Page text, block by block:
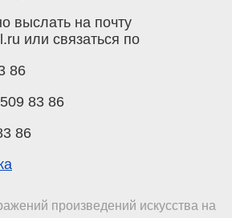
выслать на почту
или связаться по
86
83 86
86
произведений искусства на